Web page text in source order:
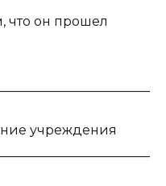
что он прошел
учреждения